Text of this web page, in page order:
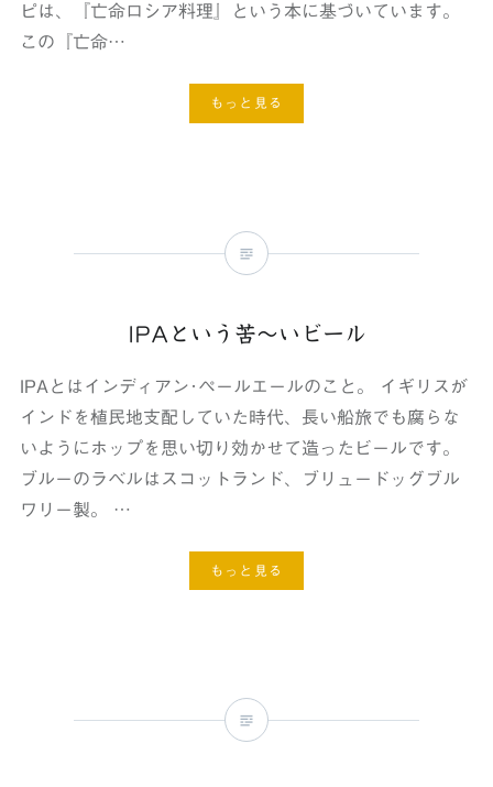
ピは、『亡命ロシア料理』という本に基づいています。
この『亡命…
もっと見る
IPAという苦～いビール
IPAとはインディアン･ペールエールのこと。 イギリスが
インドを植民地支配していた時代、長い船旅でも腐らな
いようにホップを思い切り効かせて造ったビールです。
ブルーのラベルはスコットランド、ブリュードッグブル
ワリー製。 …
もっと見る